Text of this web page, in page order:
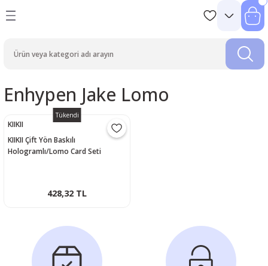
Enhypen Jake Lomo
Tükendi
KIIKII
KIIKII Çift Yön Baskılı
Hologramlı/Lomo Card Seti
428,32 TL